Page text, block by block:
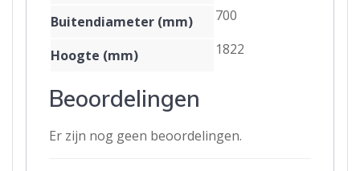
Buitendiameter (mm) 700
Hoogte (mm) 1822
Beoordelingen
Er zijn nog geen beoordelingen.